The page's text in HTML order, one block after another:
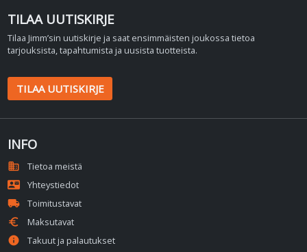
TILAA UUTISKIRJE
Tilaa Jimm’sin uutiskirje ja saat ensimmäisten joukossa tietoa
tarjouksista, tapahtumista ja uusista tuotteista.
TILAA UUTISKIRJE
INFO
domain
Tietoa meistä
contact_mail
Yhteystiedot
local_shipping
Toimitustavat
euro
Maksutavat
info
Takuut ja palautukset